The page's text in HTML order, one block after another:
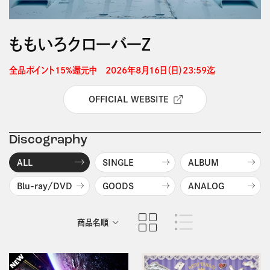
ももいろクローバーＺ
全品ポイント15%還元中　2026年8月16日（日）23:59迄
OFFICIAL WEBSITE
Discography
ALL SINGLE ALBUM
Blu-ray/DVD GOODS ANALOG
商品名順